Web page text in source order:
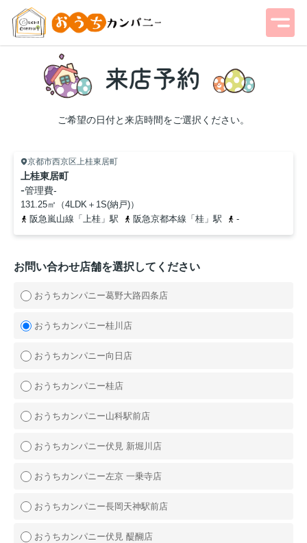
ご希望の日付と来店時間をご選択ください。
京都市西京区上桂東居町
上桂東居町
-管理費-
131.25㎡（4LDK＋1S(納戸)）
阪急嵐山線「上桂」駅
阪急京都本線「桂」駅 -
お問い合わせ店舗を選択してください
おうちカンパニー葛野大路四条店
おうちカンパニー桂川店
おうちカンパニー向日店
おうちカンパニー桂店
おうちカンパニー山科駅前店
おうちカンパニー伏見 新堀川店
おうちカンパニー左京 一乗寺店
おうちカンパニー長岡天神駅前店
おうちカンパニー伏見 醍醐店